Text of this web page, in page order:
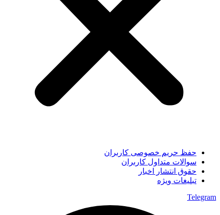
حفظ حریم خصوصی کاربران
سوالات متداول کاربران
حقوق انتشار اخبار
تبلیغات ویژه
Telegram